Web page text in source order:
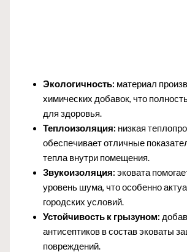
Экологичность: материал
химических добавок, что
для здоровья.
Теплоизоляция: низкая
обеспечивает отличные
тепла внутри помещения.
Звукоизоляция: эковата
уровень шума, что особенно
городских условий.
Устойчивость к грызуном:
антисептиков в состав эковаты
повреждений.